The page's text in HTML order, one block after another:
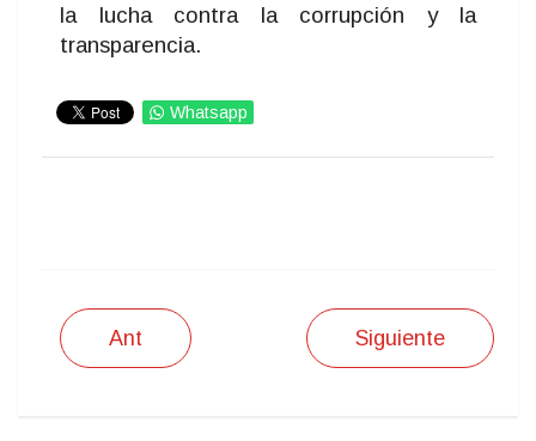
la lucha contra la corrupción y la
transparencia.
Whatsapp
Ant Siguiente